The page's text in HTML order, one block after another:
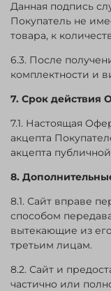
Данная подпись
Покупатель не
товара, к
6.3. После
комплектности и
7. Срок действия
7.1. Настоящая
акцепта
акцепта
8.
8.1. Сайт вправе
способом
вытекающие из
третьим лицам.
8.2. Сайт и
частично или